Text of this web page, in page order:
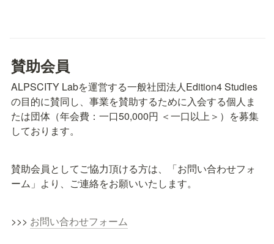
賛助会員
ALPSCITY Labを運営する一般社団法人Edition4 Studies
の目的に賛同し、事業を賛助するために入会する個人ま
たは団体（年会費：一口50,000円 ＜一口以上＞）を募集
しております。
賛助会員としてご協力頂ける方は、「お問い合わせフォ
ーム」より、ご連絡をお願いいたします。
>>> お問い合わせフォーム